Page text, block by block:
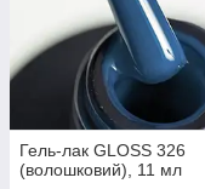
Гель-лак GLOSS 326
(волошковий), 11 мл